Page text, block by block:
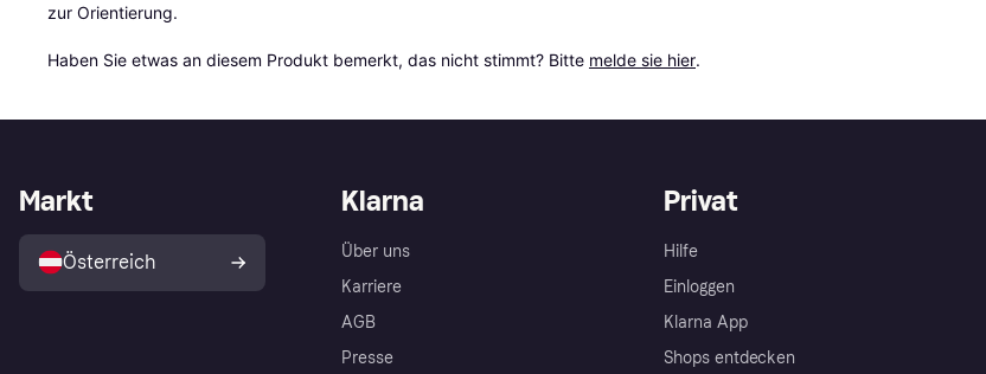
zur Orientierung.
Haben Sie etwas an diesem Produkt bemerkt, das nicht stimmt? Bitte melde sie hier.
Klarna
Über uns
Karriere
AGB
Presse
Privat
Hilfe
Einloggen
Klarna App
Shops entdecken
Markt
Österreich